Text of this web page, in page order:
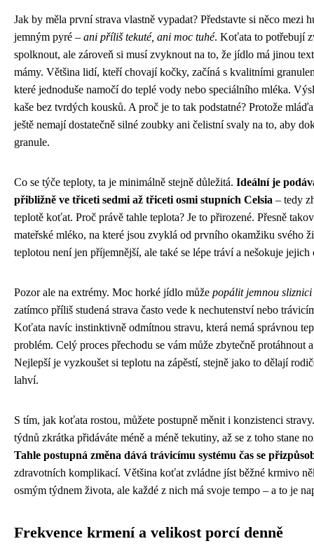
Jak by měla první strava vlastně vypadat? Představte si něco mezi
jemným pyré – ani příliš tekuté, ani moc tuhé. Koťata to potřebují
spolknout, ale zároveň si musí zvyknout na to, že jídlo má jinou
mámy. Většina lidí, kteří chovají kočky, začíná s kvalitními
které jednoduše namočí do teplé vody nebo speciálního mléka.
kaše bez tvrdých kousků. A proč je to tak podstatné? Protože
ještě nemají dostatečně silné zoubky ani čelistní svaly na to, aby
granule.
Co se týče teploty, ta je minimálně stejně důležitá. Ideální je
přibližně ve třiceti sedmi až třiceti osmi stupních Celsia – tedy
teplotě koťat. Proč právě tahle teplota? Je to přirozené. Přesně
mateřské mléko, na které jsou zvyklá od prvního okamžiku svého
teplotou není jen příjemnější, ale také se lépe tráví a nešokuje
Pozor ale na extrémy. Moc horké jídlo může popálit jemnou
zatímco příliš studená strava často vede k nechutenství nebo
Koťata navíc instinktivně odmítnou stravu, která nemá správnou
problém. Celý proces přechodu se vám může zbytečně protáhnout
Nejlepší je vyzkoušet si teplotu na zápěstí, stejně jako to dělají
lahví.
S tím, jak koťata rostou, můžete postupně měnit i konzistenci
týdnů zkrátka přidáváte méně a méně tekutiny, až se z toho stane
Tahle postupná změna dává trávicímu systému čas se
zdravotních komplikací. Většina koťat zvládne jíst běžné krmivo
osmým týdnem života, ale každé z nich má svoje tempo – a to je
Frekvence krmení a velikost porcí denně